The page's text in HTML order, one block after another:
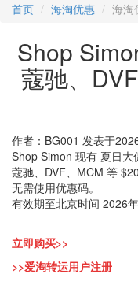
首页 海淘优惠 海淘
Shop
蔻驰、
作者：BG001 发表于
Shop Simon 现有 夏日大
蔻驰、DVF、MCM 等
无需使用优惠码。
有效期至北京时间 2026
立即购买>>
>>爱淘转运用户注册